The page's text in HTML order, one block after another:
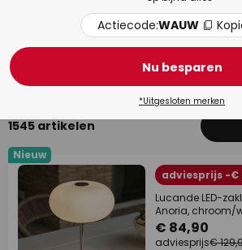
1545 artikelen
Nieuw
adviesprijs -€
Lucande LED-
Anoria, chroom/
€ 84,90
adviesprijs€
Actiecode:WAUW
Nu besparen
*Uitgesloten merken